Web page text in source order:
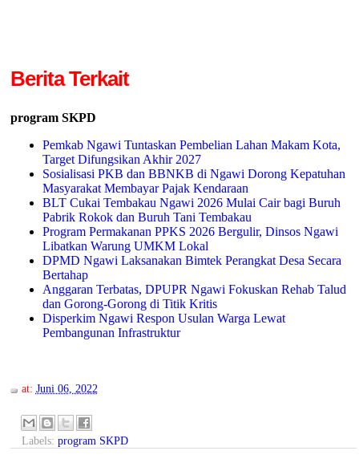
Berita Terkait
program SKPD
Pemkab Ngawi Tuntaskan Pembelian Lahan Makam Kota,
Target Difungsikan Akhir 2027
Sosialisasi PKB dan BBNKB di Ngawi Dorong Kepatuhan
Masyarakat Membayar Pajak Kendaraan
BLT Cukai Tembakau Ngawi 2026 Mulai Cair bagi Buruh
Pabrik Rokok dan Buruh Tani Tembakau
Program Permakanan PPKS 2026 Bergulir, Dinsos Ngawi
Libatkan Warung UMKM Lokal
DPMD Ngawi Laksanakan Bimtek Perangkat Desa Secara
Bertahap
Anggaran Terbatas, DPUPR Ngawi Fokuskan Rehab Talud
dan Gorong-Gorong di Titik Kritis
Disperkim Ngawi Respon Usulan Warga Lewat
Pembangunan Infrastruktur
at: Juni 06, 2022
Labels: program SKPD